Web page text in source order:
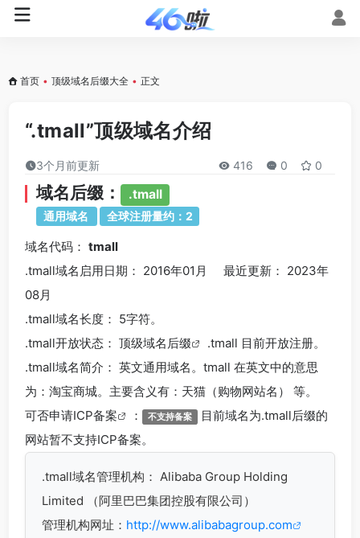
首页 • 顶级域名后缀大全 • 正文
“.tmall”顶级域名介绍
3个月前更新 416 0 0
域名后缀： .tmall
通用域名 全球注册量约：2
域名代码： tmall
.tmall域名 启用日期： 2016年01月 最近更新： 2023年
08月
.tmall域名长度： 5字符。
.tmall开放状态： 顶级域名后缀
.tmall 目前开放注册。
.tmall域名简介： 英文通用域名。tmall 在英文中的意思
为：淘宝商城。主要含义有：天猫（购物网站名） 等。
可否申请ICP备案 ： 不支持备案 目前域名为.tmall后缀的
网站暂不支持ICP备案。
.tmall域名管理机构： Alibaba Group Holding
Limited （阿里巴巴集团控股有限公司）
管理机构网址： http://www.alibabagroup.com